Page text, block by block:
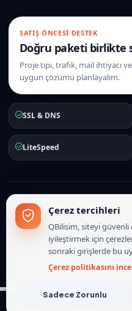
SATIŞ ÖNCESI DESTEK
Doğru paketi birlikte
Proje tipi, trafik, mail ihtiyacı
uygun çözümü planlayalım.
SSL & DNS
LiteSpeed
iyzico
Hakkımızda
Çerez Politikası
© 2010-2026QBilisim.Com
Türkiye lokasyonlu hosting, mail
Çerez tercihleri
QBilisim, siteyi güvenli
iyileştirmek için
sonraki girişlerde bu
Çerez politikasını
Sadece Zorunlu